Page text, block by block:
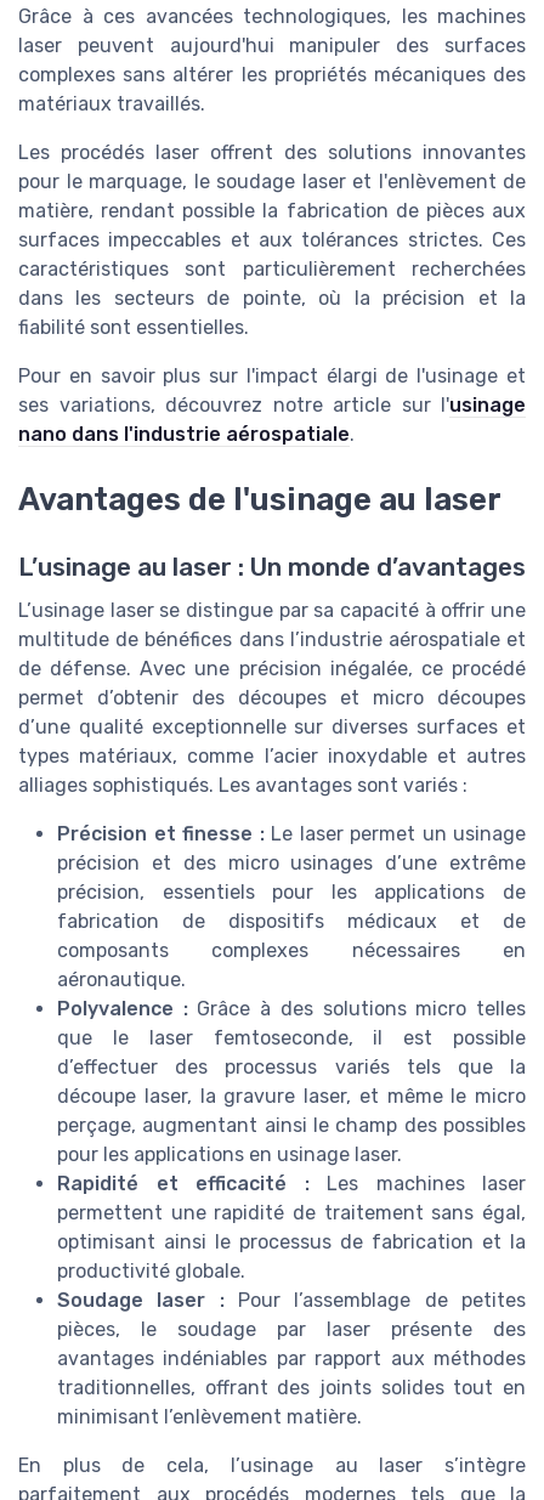
Grâce à ces avancées technologiques, les machines
laser peuvent aujourd'hui manipuler des surfaces
complexes sans altérer les propriétés mécaniques des
matériaux travaillés.
Les procédés laser offrent des solutions innovantes
pour le marquage, le soudage laser et l'enlèvement de
matière, rendant possible la fabrication de pièces aux
surfaces impeccables et aux tolérances strictes. Ces
caractéristiques sont particulièrement recherchées
dans les secteurs de pointe, où la précision et la
fiabilité sont essentielles.
Pour en savoir plus sur l'impact élargi de l'usinage et
ses variations, découvrez notre article sur l'usinage
nano dans l'industrie aérospatiale.
Avantages de l'usinage au laser
L’usinage au laser : Un monde d’avantages
L’usinage laser se distingue par sa capacité à offrir une
multitude de bénéfices dans l’industrie aérospatiale et
de défense. Avec une précision inégalée, ce procédé
permet d’obtenir des découpes et micro découpes
d’une qualité exceptionnelle sur diverses surfaces et
types matériaux, comme l’acier inoxydable et autres
alliages sophistiqués. Les avantages sont variés :
Précision et finesse :Le laser permet un usinage
précision et des micro usinages d’une extrême
précision, essentiels pour les applications de
fabrication de dispositifs médicaux et de
composants complexes nécessaires en
aéronautique.
Polyvalence :Grâce à des solutions micro telles
que le laser femtoseconde, il est possible
d’effectuer des processus variés tels que la
découpe laser, la gravure laser, et même le micro
perçage, augmentant ainsi le champ des possibles
pour les applications en usinage laser.
Rapidité et efficacité :Les machines laser
permettent une rapidité de traitement sans égal,
optimisant ainsi le processus de fabrication et la
productivité globale.
Soudage laser :Pour l’assemblage de petites
pièces, le soudage par laser présente des
avantages indéniables par rapport aux méthodes
traditionnelles, offrant des joints solides tout en
minimisant l’enlèvement matière.
En plus de cela, l’usinage au laser s’intègre
parfaitement aux procédés modernes tels que la